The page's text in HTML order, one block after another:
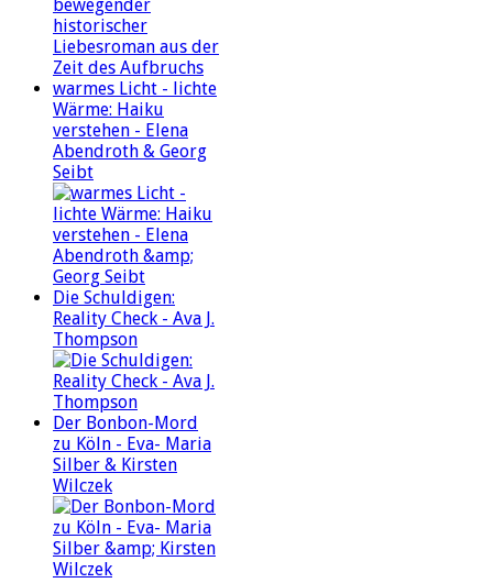
warmes Licht - lichte
Wärme: Haiku
verstehen - Elena
Abendroth & Georg
Seibt
Die Schuldigen:
Reality Check - Ava J.
Thompson
Der Bonbon-Mord
zu Köln - Eva- Maria
Silber & Kirsten
Wilczek